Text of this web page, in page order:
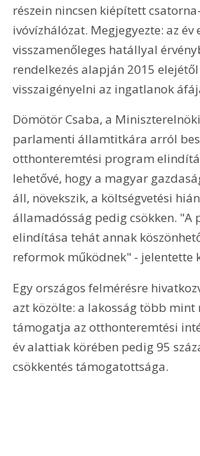
részein nincsen kiépített
ivóvízhálózat. Megjegyezte: az év
visszamenőleges hatállyal
rendelkezés alapján 2015
visszaigényelni az ingatlanok
Dömötör Csaba, a
parlamenti államtitkára arról
otthonteremtési program
lehetővé, hogy a magyar
áll, növekszik, a költségvetési
államadósság pedig csökken. "A
elindítása tehát annak
reformok működnek" - jelentette
Egy országos felmérésre
azt közölte: a lakosság több mint
támogatja az otthonteremtési
év alattiak körében pedig 95
csökkentés támogatottsága.